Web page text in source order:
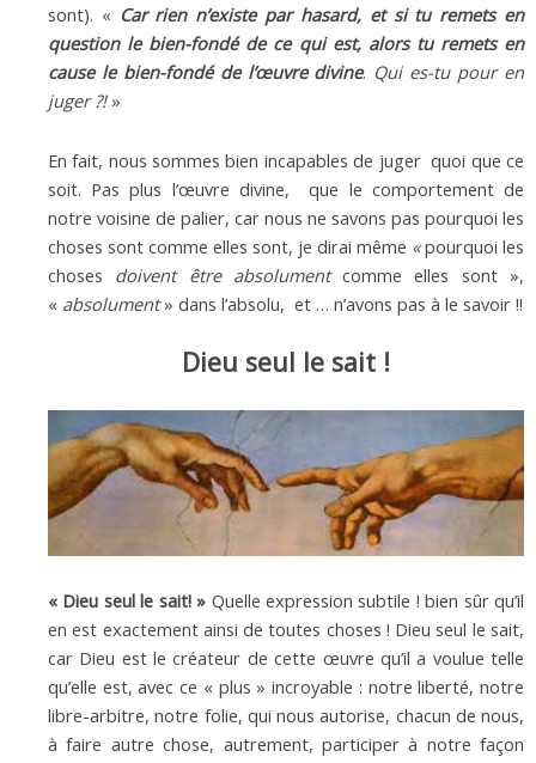
sont). « Car rien n’existe par hasard, et si tu remets en
question le bien-fondé de ce qui est, alors tu remets en
cause le bien-fondé de l’œuvre divine. Qui es-tu pour en
juger ?!»
En fait, nous sommes bien incapables de juger quoi que ce
soit. Pas plus l’œuvre divine, que le comportement de
notre voisine de palier, car nous ne savons pas pourquoi les
choses sont comme elles sont, je dirai même «pourquoi les
choses doivent être absolumentcomme elles sont »,
« absolument» dans l’absolu, et … n’avons pas à le savoir !!
Dieu seul le sait !
« Dieu seul le sait! » Quelle expression subtile ! bien sûr qu’il
en est exactement ainsi de toutes choses ! Dieu seul le sait,
car Dieu est le créateur de cette œuvre qu’il a voulue telle
qu’elle est, avec ce « plus » incroyable : notre liberté, notre
libre-arbitre, notre folie, qui nous autorise, chacun de nous,
à faire autre chose, autrement, participer à notre façon